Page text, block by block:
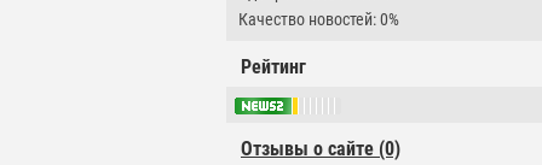
Качество новостей: 0%
Рейтинг
Отзывы о сайте (0)